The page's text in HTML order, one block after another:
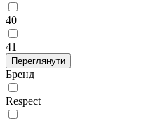
40
41
Переглянути
Бренд
Respect